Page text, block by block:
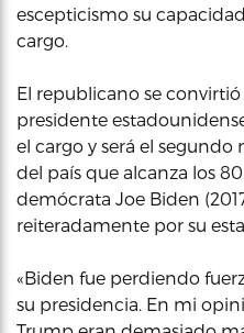
escepticismo su
cargo.
El republicano se
presidente
el cargo y será el
del país que alcanza los
demócrata Joe Biden
reiteradamente por su
«Biden fue perdiendo
su presidencia. En mi